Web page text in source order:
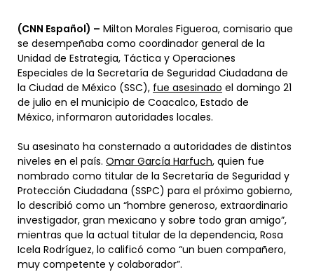
(CNN Español) – Milton Morales Figueroa, comisario que
se desempeñaba como coordinador general de la
Unidad de Estrategia, Táctica y Operaciones
Especiales de la Secretaría de Seguridad Ciudadana de
la Ciudad de México (SSC), fue asesinado el domingo 21
de julio en el municipio de Coacalco, Estado de
México, informaron autoridades locales.
Su asesinato ha consternado a autoridades de distintos
niveles en el país. Omar García Harfuch, quien fue
nombrado como titular de la Secretaría de Seguridad y
Protección Ciudadana (SSPC) para el próximo gobierno,
lo describió como un “hombre generoso, extraordinario
investigador, gran mexicano y sobre todo gran amigo”,
mientras que la actual titular de la dependencia, Rosa
Icela Rodríguez, lo calificó como “un buen compañero,
muy competente y colaborador”.